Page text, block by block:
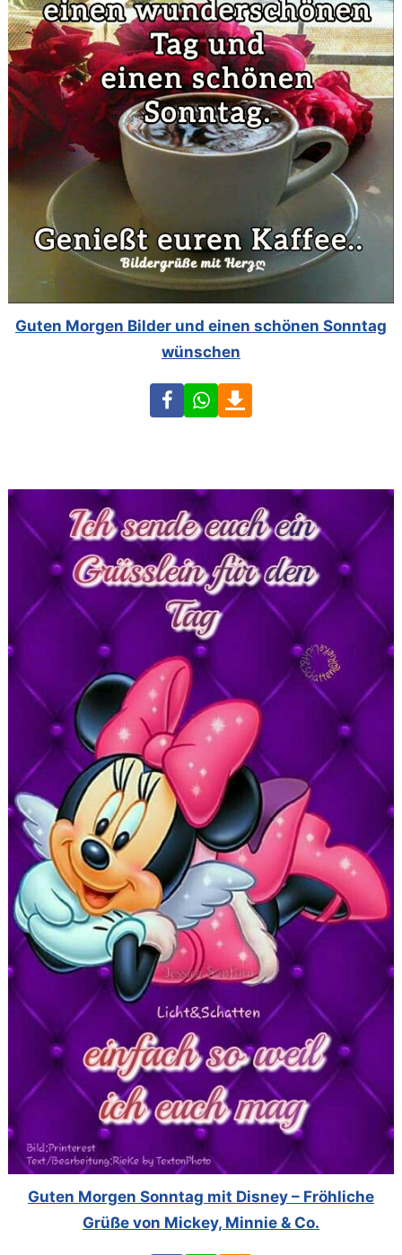
Guten Morgen Bilder und einen schönen Sonntag
wünschen
FacebookWhatsApp
Guten Morgen Sonntag mit Disney – Fröhliche
Grüße von Mickey, Minnie & Co.